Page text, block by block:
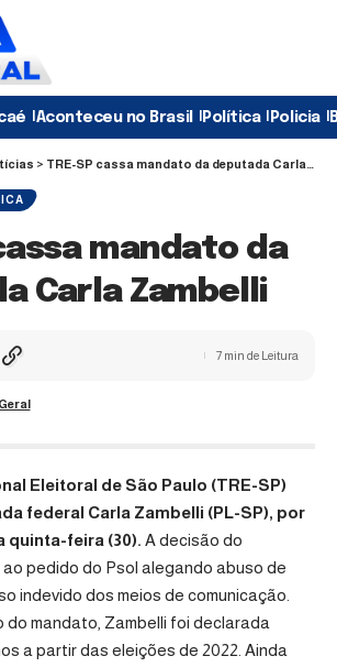
Aconteceu no Brasil Política Policia
> TRE-SP cassa mandato da deputada Carla Zambelli
mandato da
Carla Zambelli
7 min de Leitura
Eleitoral de São Paulo (TRE-SP)
federal Carla Zambelli (PL-SP), por
quinta-feira (30). A decisão do
pedido do Psol alegando abuso de
indevido dos meios de comunicação.
do mandato, Zambelli foi declarada
a partir das eleições de 2022. Ainda